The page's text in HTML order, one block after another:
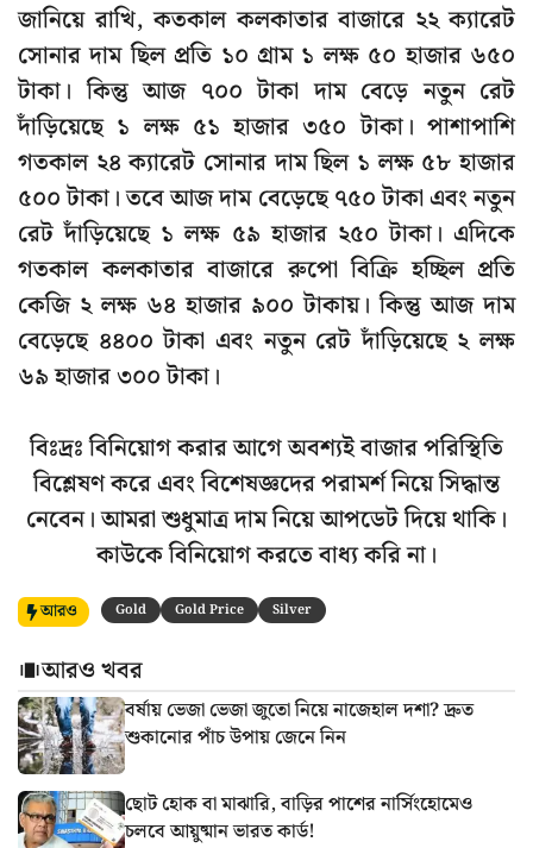
জানিয়ে রাখি, কতকাল কলকাতার বাজারে ২২ ক্যারেট
সোনার দাম ছিল প্রতি ১০ গ্রাম ১ লক্ষ ৫০ হাজার ৬৫০
টাকা। কিন্তু আজ ৭০০ টাকা দাম বেড়ে নতুন রেট
দাঁড়িয়েছে ১ লক্ষ ৫১ হাজার ৩৫০ টাকা। পাশাপাশি
গতকাল ২৪ ক্যারেট সোনার দাম ছিল ১ লক্ষ ৫৮ হাজার
৫০০ টাকা। তবে আজ দাম বেড়েছে ৭৫০ টাকা এবং নতুন
রেট দাঁড়িয়েছে ১ লক্ষ ৫৯ হাজার ২৫০ টাকা। এদিকে
গতকাল কলকাতার বাজারে রুপো বিক্রি হচ্ছিল প্রতি
কেজি ২ লক্ষ ৬৪ হাজার ৯০০ টাকায়। কিন্তু আজ দাম
বেড়েছে ৪৪০০ টাকা এবং নতুন রেট দাঁড়িয়েছে ২ লক্ষ
৬৯ হাজার ৩০০ টাকা।
বিঃদ্রঃ বিনিয়োগ করার আগে অবশ্যই বাজার পরিস্থিতি
বিশ্লেষণ করে এবং বিশেষজ্ঞদের পরামর্শ নিয়ে সিদ্ধান্ত
নেবেন। আমরা শুধুমাত্র দাম নিয়ে আপডেট দিয়ে থাকি।
কাউকে বিনিয়োগ করতে বাধ্য করি না।
আরও Gold Gold Price Silver
আরও খবর
বর্ষায় ভেজা ভেজা জুতো নিয়ে নাজেহাল দশা? দ্রুত
শুকানোর পাঁচ উপায় জেনে নিন
ছোট হোক বা মাঝারি, বাড়ির পাশের নার্সিংহোমেও
চলবে আয়ুষ্মান ভারত কার্ড!